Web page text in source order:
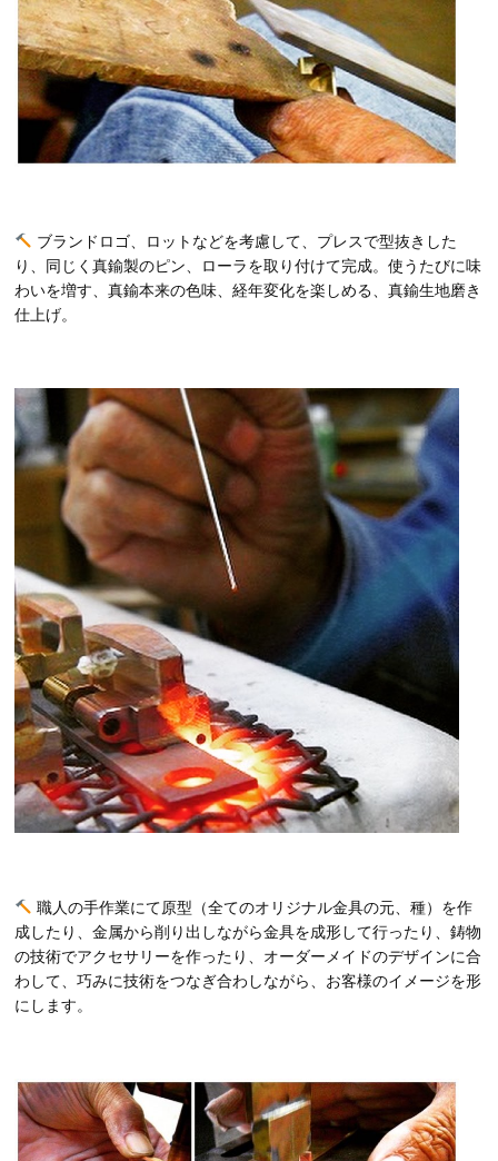
ブランドロゴ、ロットなどを考慮して、プレスで型抜きした
り、同じく真鍮製のピン、ローラを取り付けて完成。使うたびに味
わいを増す、真鍮本来の色味、経年変化を楽しめる、真鍮生地磨き
仕上げ。
職人の手作業にて原型（全てのオリジナル金具の元、種）を作
成したり、金属から削り出しながら金具を成形して行ったり、鋳物
の技術でアクセサリーを作ったり、オーダーメイドのデザインに合
わして、巧みに技術をつなぎ合わしながら、お客様のイメージを形
にします。